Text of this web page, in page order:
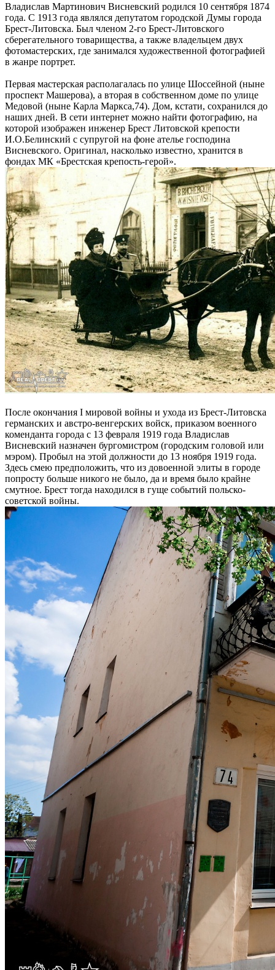
Владислав Мартинович Висневский родился 10 сентября 1874
года. С 1913 года являлся депутатом городской Думы города
Брест-Литовска. Был членом 2-го Брест-Литовского
сберегательного товарищества, а также владельцем двух
фотомастерских, где занимался художественной фотографией
в жанре портрет.
Первая мастерская располагалась по улице Шоссейной (ныне
проспект Машерова), а вторая в собственном доме по улице
Медовой (ныне Карла Маркса,74). Дом, кстати, сохранился до
наших дней. В сети интернет можно найти фотографию, на
которой изображен инженер Брест Литовской крепости
И.О.Белинский с супругой на фоне ателье господина
Висневского. Оригинал, насколько известно, хранится в
фондах МК «Брестская крепость-герой».
После окончания I мировой войны и ухода из Брест-Литовска
германских и австро-венгерских войск, приказом военного
коменданта города с 13 февраля 1919 года Владислав
Висневский назначен бургомистром (городским головой или
мэром). Пробыл на этой должности до 13 ноября 1919 года.
Здесь смею предположить, что из довоенной элиты в городе
попросту больше никого не было, да и время было крайне
смутное. Брест тогда находился в гуще событий польско-
советской войны.